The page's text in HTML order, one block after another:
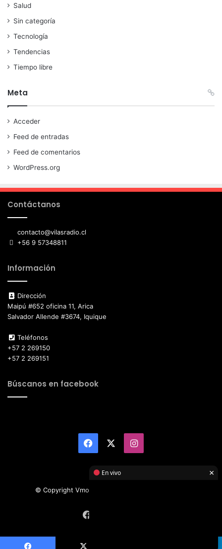
Salud
Sin categoría
Tecnología
Tendencias
Tiempo libre
Meta
Acceder
Feed de entradas
Feed de comentarios
WordPress.org
Contáctanos
contacto@vilasradio.cl
+56 9 57348811
Información
Dirección
Maipú #652 oficina 11, Arica
Salvador Allende #3674, Iquique
Teléfonos
+57 2 269150
+57 2 269151
Búscanos en facebook
Facebook Instagram
© Copyright Vmotor TI 2026, All Rights Reserved
En vivo ×